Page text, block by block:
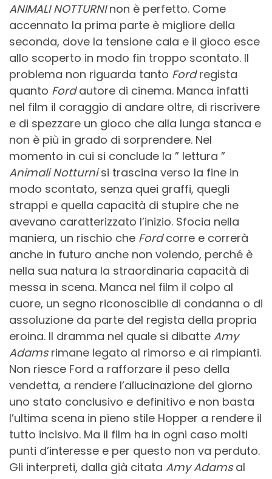
ANIMALI NOTTURNInon è perfetto. Come
accennato la prima parte è migliore della
seconda, dove la tensione cala e il gioco esce
allo scoperto in modo fin troppo scontato. Il
problema non riguarda tanto Fordregista
quanto Fordautore di cinema. Manca infatti
nel film il coraggio di andare oltre, di riscrivere
e di spezzare un gioco che alla lunga stanca e
non è più in grado di sorprendere. Nel
momento in cui si conclude la ” lettura ”
Animali Notturnisi trascina verso la fine in
modo scontato, senza quei graffi, quegli
strappi e quella capacità di stupire che ne
avevano caratterizzato l’inizio. Sfocia nella
maniera, un rischio che Fordcorre e correrà
anche in futuro anche non volendo, perché è
nella sua natura la straordinaria capacità di
messa in scena. Manca nel film il colpo al
cuore, un segno riconoscibile di condanna o di
assoluzione da parte del regista della propria
eroina. Il dramma nel quale si dibatte Amy
Adamsrimane legato al rimorso e ai rimpianti.
Non riesce Ford a rafforzare il peso della
vendetta, a rendere l’allucinazione del giorno
uno stato conclusivo e definitivo e non basta
l’ultima scena in pieno stile Hopper a rendere il
tutto incisivo. Ma il film ha in ogni caso molti
punti d’interesse e per questo non va perduto.
Gli interpreti, dalla già citata Amy Adamsal